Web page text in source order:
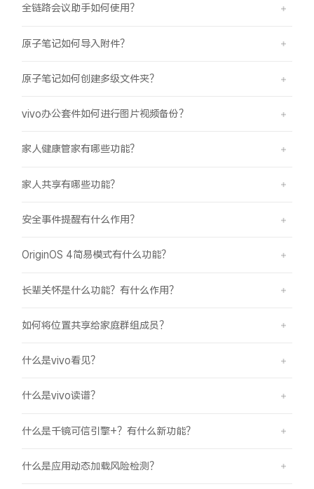
全链路会议助手如何使用？
原子笔记如何导入附件？
原子笔记如何创建多级文件夹？
vivo办公套件如何进行图片视频备份？
家人健康管家有哪些功能？
家人共享有哪些功能？
安全事件提醒有什么作用？
OriginOS 4简易模式有什么功能？
长辈关怀是什么功能？有什么作用？
如何将位置共享给家庭群组成员？
什么是vivo看见？
什么是vivo读谱？
什么是千镜可信引擎+？有什么新功能？
什么是应用动态加载风险检测？